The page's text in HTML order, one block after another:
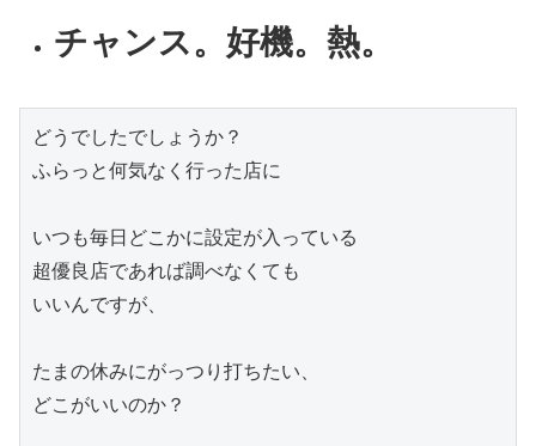
チャンス。好機。熱。
どうでしたでしょうか？
ふらっと何気なく行った店に
いつも毎日どこかに設定が入っている
超優良店であれば調べなくても
いいんですが、
たまの休みにがっつり打ちたい、
どこがいいのか？